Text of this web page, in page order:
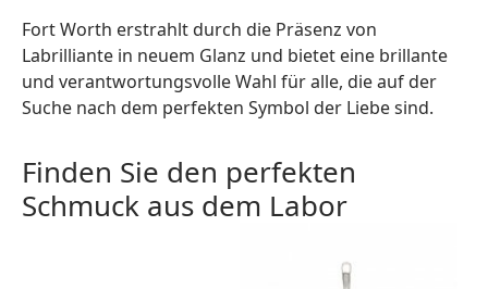
Fort Worth erstrahlt durch die Präsenz von
Labrilliante in neuem Glanz und bietet eine brillante
und verantwortungsvolle Wahl für alle, die auf der
Suche nach dem perfekten Symbol der Liebe sind.
Finden Sie den perfekten
Schmuck aus dem Labor